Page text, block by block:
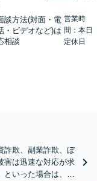
談方法(対面・電
・ビデオなど)は
相談
営業時
間：本日
定休日
詐欺、副業詐欺、ぼ
害は迅速な対応が求
といった場合は、お